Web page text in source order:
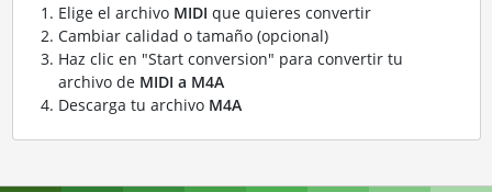
Elige el archivo MIDI que quieres convertir
Cambiar calidad o tamaño (opcional)
Haz clic en "Start conversion" para convertir tu
archivo de MIDI a M4A
Descarga tu archivo M4A